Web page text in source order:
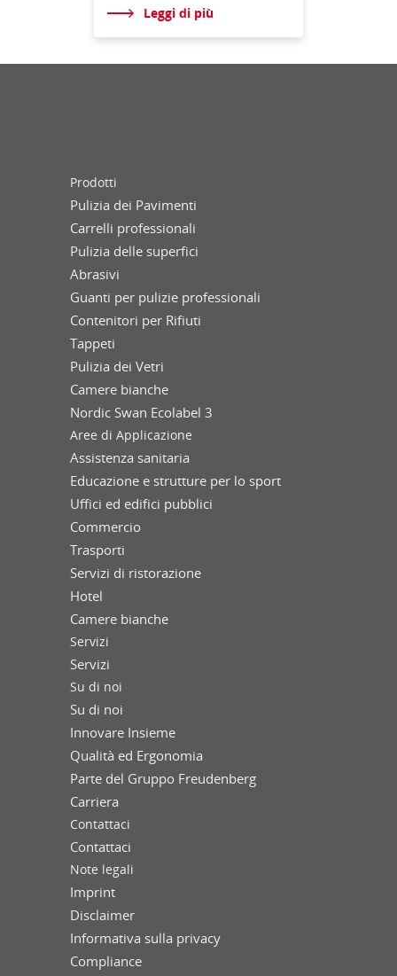
Leggi di più
Prodotti
Pulizia dei Pavimenti
Carrelli professionali
Pulizia delle superfici
Abrasivi
Guanti per pulizie professionali
Contenitori per Rifiuti
Tappeti
Pulizia dei Vetri
Camere bianche
Nordic Swan Ecolabel 3
Aree di Applicazione
Assistenza sanitaria
Educazione e strutture per lo sport
Uffici ed edifici pubblici
Commercio
Trasporti
Servizi di ristorazione
Hotel
Camere bianche
Servizi
Servizi
Su di noi
Su di noi
Innovare Insieme
Qualità ed Ergonomia
Parte del Gruppo Freudenberg
Carriera
Contattaci
Contattaci
Note legali
Imprint
Disclaimer
Informativa sulla privacy
Compliance